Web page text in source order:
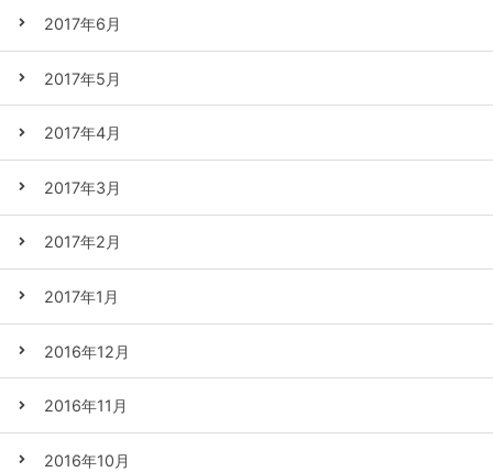
2017年6月
2017年5月
2017年4月
2017年3月
2017年2月
2017年1月
2016年12月
2016年11月
2016年10月